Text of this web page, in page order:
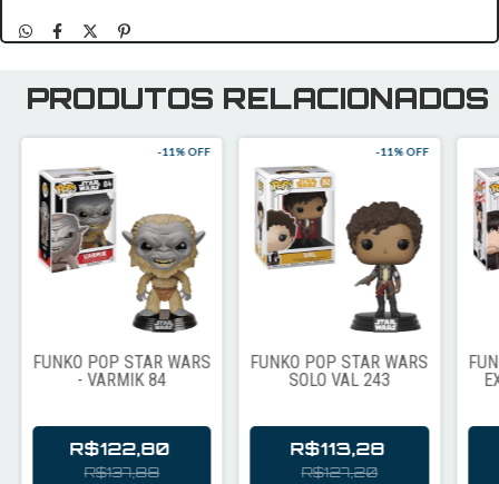
PRODUTOS RELACIONADOS
FUNKO POP STAR WARS
- VARMIK 84
-11% OFF
R$122,80
R$137,88
FUNKO POP STAR WARS
SOLO VAL 243
-11% OFF
R$113,28
R$127,20